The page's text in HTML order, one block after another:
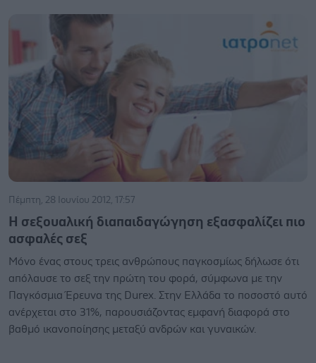
Πέμπτη, 28 Ιουνίου 2012, 17:57
Η σεξουαλική διαπαιδαγώγηση εξασφαλίζει πιο
ασφαλές σεξ
Mόνο ένας στους τρεις ανθρώπους παγκοσμίως δήλωσε ότι
απόλαυσε το σεξ την πρώτη του φορά, σύμφωνα με την
Παγκόσμια Έρευνα της Durex. Στην Ελλάδα το ποσοστό αυτό
ανέρχεται στο 31%, παρουσιάζοντας εμφανή διαφορά στο
βαθμό ικανοποίησης μεταξύ ανδρών και γυναικών.